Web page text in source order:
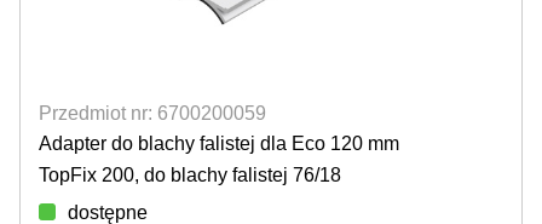
Przedmiot nr: 6700200059
Adapter do blachy falistej dla Eco 120 mm
TopFix 200, do blachy falistej 76/18
dostępne